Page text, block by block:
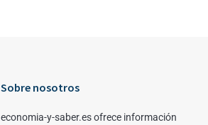
Sobre nosotros
economia-y-saber.es ofrece información